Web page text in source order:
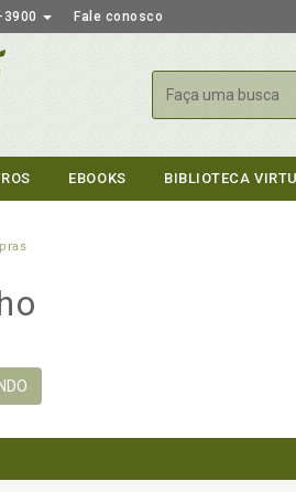
Fale conosco
Buscar
EBOOKS BIBLIOTECA